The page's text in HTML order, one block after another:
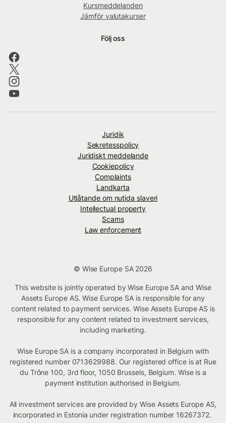
Kursmeddelanden
Jämför valutakurser
Följ oss
Juridik
Sekretesspolicy
Juridiskt meddelande
Cookiepolicy
Complaints
Landkarta
Utlåtande om nutida slaveri
Intellectual property
Scams
Law enforcement
© Wise Europe SA 2026
This website is jointly operated by Wise Europe SA and Wise
Assets Europe AS. Wise Europe SA is responsible for any
content related to payment services. Wise Assets Europe AS is
responsible for any content related to investment services,
including marketing.
Wise Europe SA is a company incorporated in Belgium with
registered number 0713629988. Our registered office is at Rue
du Trône 100, 3rd floor, 1050 Brussels, Belgium. Wise is a
payment institution authorised in Belgium.
All investment services are provided by Wise Assets Europe AS,
incorporated in Estonia under registration number 16267372.